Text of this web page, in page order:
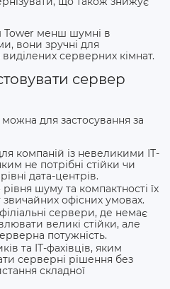
менш шумні в
вони зручні для
серверних кімнат.
сервер
можна для застосування за
компаній із невеликими ІТ-
не потрібні стійки чи
дата-центрів.
шуму та компактності їх
офісних умовах.
сервери, де немає
великі стійки, але
потужність.
та ІТ-фахівців, яким
серверні рішення без
складної